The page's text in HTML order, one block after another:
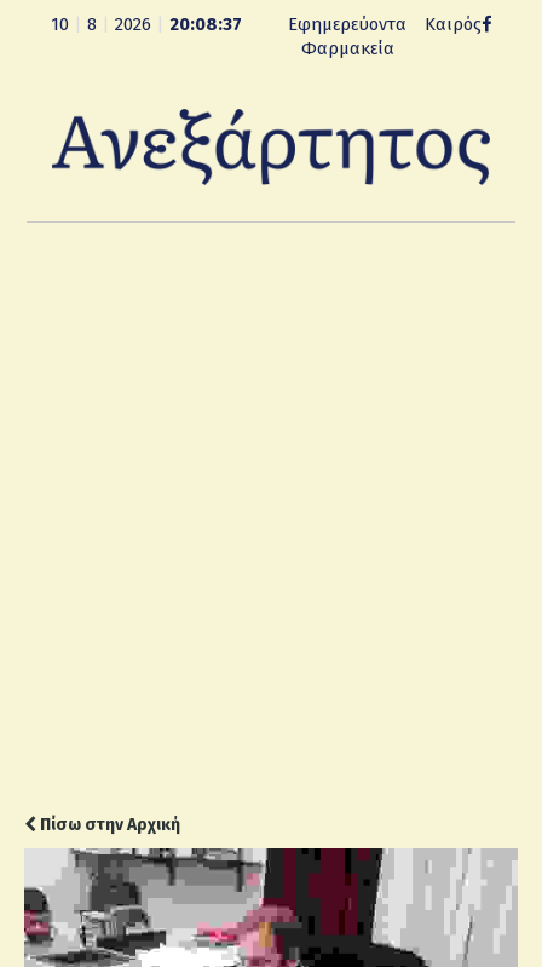
10 8 2026 20:08:38
Εφημερεύοντα
Φαρμακεία
Καιρός
Πίσω στην Αρχική